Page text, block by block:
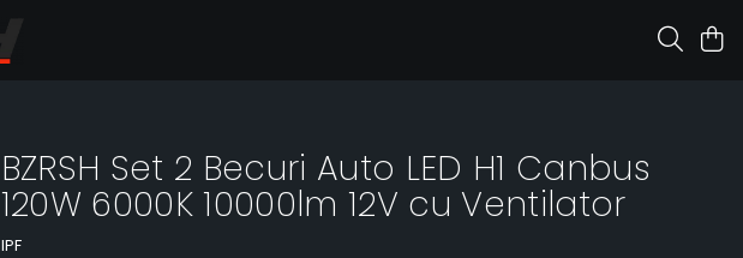
BZRSH Set 2 Becuri Auto LED H1 Canbus
120W 6000K 10000lm 12V cu Ventilator
IPF